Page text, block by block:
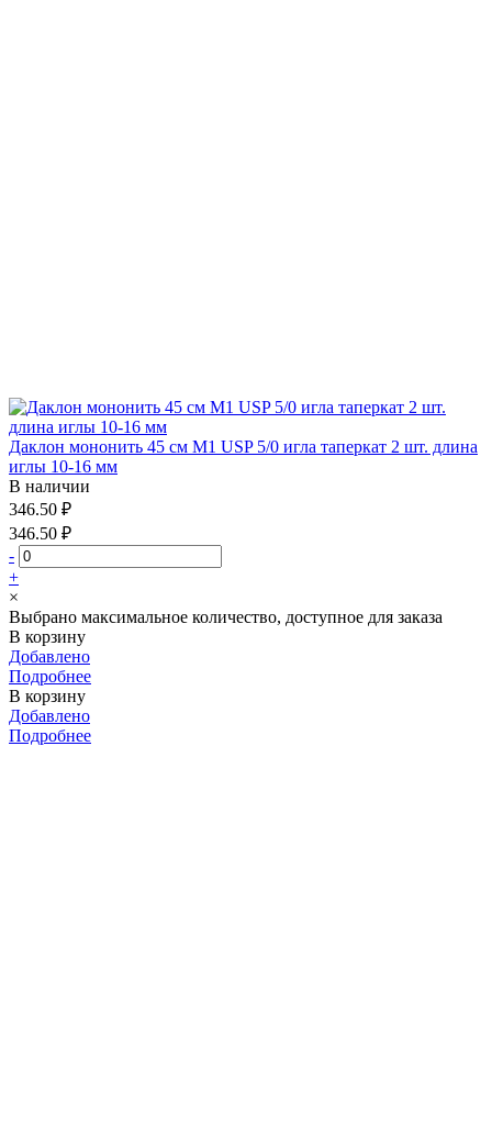
Даклон мононить 45 см М1 USP 5/0 игла таперкат 2 шт. длина
иглы 10-16 мм
В наличии
346.50 ₽
346.50 ₽
-
+
×
Выбрано максимальное количество, доступное для заказа
В корзину
Добавлено
Подробнее
В корзину
Добавлено
Подробнее